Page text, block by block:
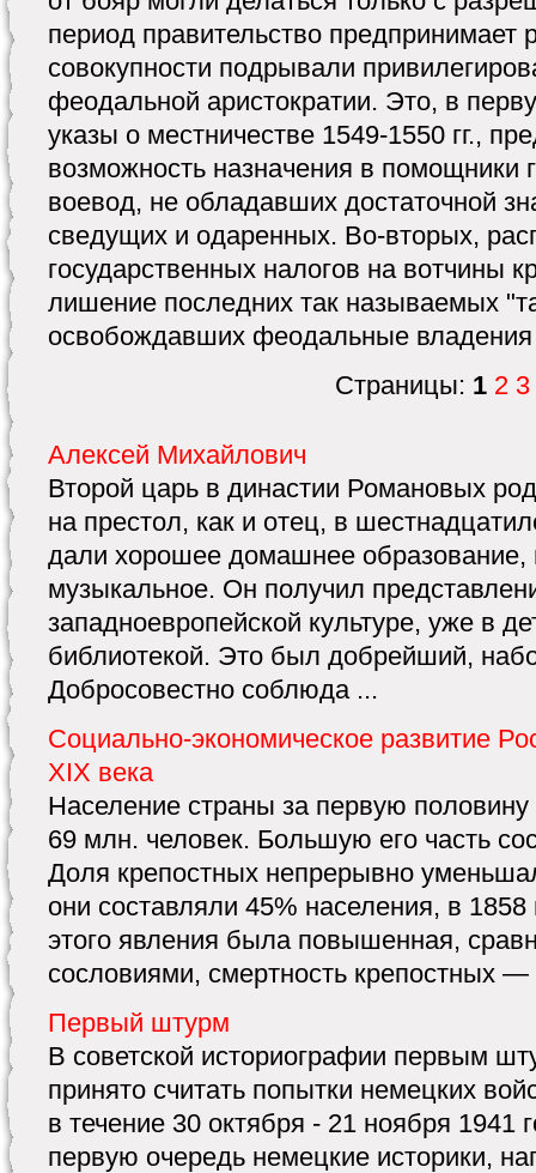
период правительство предпринимает
совокупности подрывали
феодальной аристократии. Это, в
указы о местничестве 1549-1550 гг.,
возможность назначения в
воевод, не обладавших достаточной
сведущих и одаренных. Во-вторых,
государственных налогов на вотчины
лишение последних так называемых
освобождавших феодальные владения
Страницы: 1 2 3
Алексей Михайлович
Второй царь в династии Романовых
на престол, как и отец, в
дали хорошее домашнее образование,
музыкальное. Он получил
западноевропейской культуре, уже в
библиотекой. Это был добрейший,
Добросовестно соблюда ...
Социально-экономическое развитие
XIX века
Население страны за первую половину
69 млн. человек. Большую его часть
Доля крепостных непрерывно
они составляли 45% населения, в
этого явления была повышенная,
сословиями, смертность крепостных —
Первый штурм
В советской историографии первым
принято считать попытки немецких
в течение 30 октября - 21 ноября 1941
первую очередь немецкие историки,